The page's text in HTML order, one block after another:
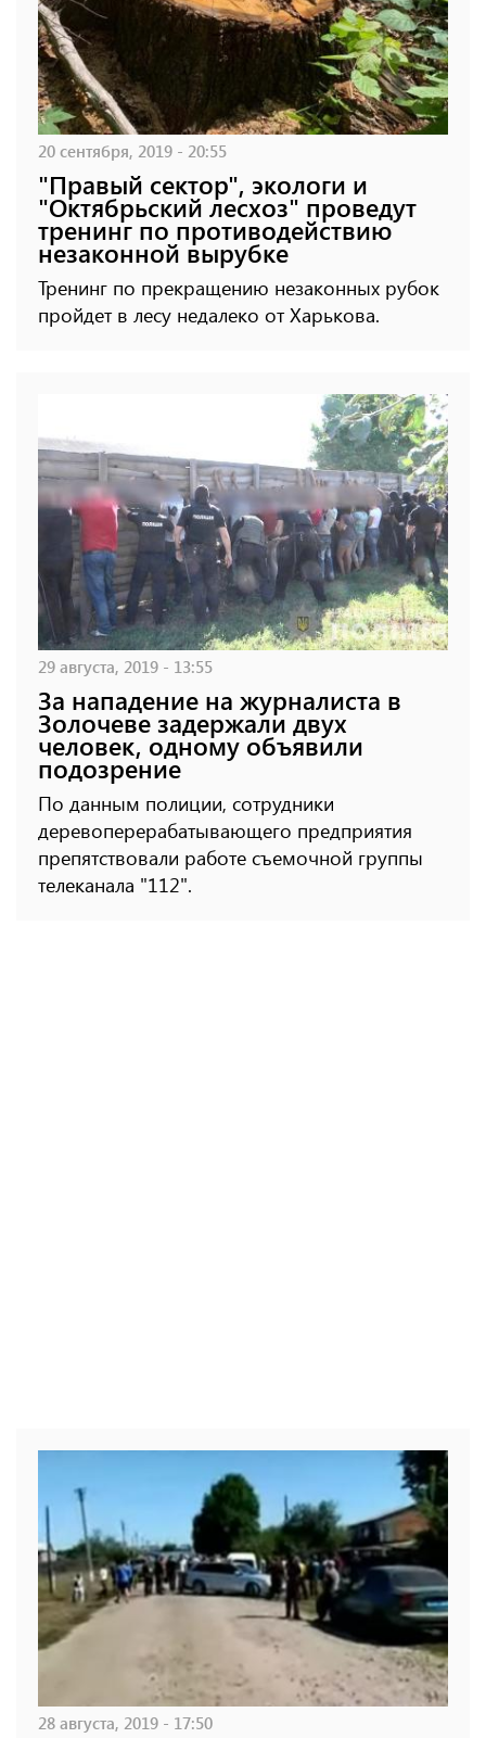
20 сентября, 2019 - 20:55
"Правый сектор", экологи и
"Октябрьский лесхоз" проведут
тренинг по противодействию
незаконной вырубке
Тренинг по прекращению незаконных рубок
пройдет в лесу недалеко от Харькова.
29 августа, 2019 - 13:55
За нападение на журналиста в
Золочеве задержали двух
человек, одному объявили
подозрение
По данным полиции, сотрудники
деревоперерабатывающего предприятия
препятствовали работе съемочной группы
телеканала "112".
28 августа, 2019 - 17:50